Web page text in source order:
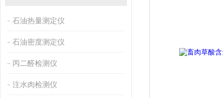
石油热量测定仪
石油密度测定仪
丙二醛检测仪
注水肉检测仪